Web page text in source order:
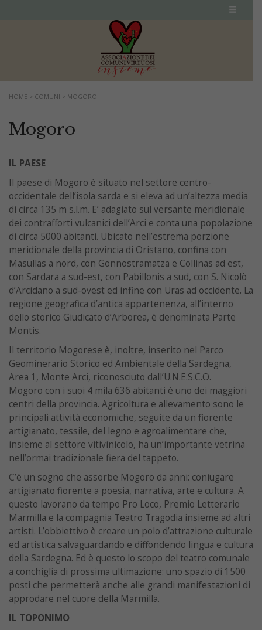
HOME > COMUNI > MOGORO
Mogoro
IL PAESE
Il paese di Mogoro è situato nel settore centro-
occidentale dell’isola sarda e si eleva ad un’altezza media
di circa 135 m s.l.m. E’ adagiato sul versante meridionale
dei contrafforti vulcanici dell’Arci e conta una popolazione
di circa 5000 abitanti. Ubicato nell’estrema porzione
meridionale della provincia di Oristano, confina con
Masullas a nord, con Gonnostramatza e Collinas ad est,
con Sardara a sud-est, con Pabillonis a sud, con S. Nicolò
d’Arcidano a sud-ovest ed infine con Uras ad occidente. La
regione geografica d’antica appartenenza, all’interno
dello storico Giudicato d’Arborea, è denominata Parte
Montis.
Il territorio Mogorese è, inoltre, inserito nel Parco
Geominerario Storico ed Ambientale della Sardegna,
Area 1, Monte Arci, riconosciuto dall’U.N.E.S.C.O.
Mogoro con i suoi 4 mila 636 abitanti è uno dei maggiori
centri della provincia. Agricoltura e allevamento sono le
principali attività economiche, seguite da un fiorente
artigianato, tessile, del legno e agroalimentare che,
insieme al settore vitivinicolo, ha un’importante vetrina
nell’ormai tradizionale fiera del tappeto.
C’è un sogno che assorbe Mogoro da anni: coniugare
artigianato fiorente a poesia, narrativa, arte e cultura. A
questo lavorano da tempo Pro Loco, Premio Letterario
Marmilla e la compagnia Teatro Tragodia insieme ad altri
artisti. L’obbiettivo è creare un polo d’attrazione culturale
ed artistica salvaguardando e diffondendo lingua e cultura
della Sardegna. Ed è questo lo scopo del teatro comunale
a conchiglia di prossima ultimazione: uno spazio di 1500
posti che permetterà anche alle grandi manifestazioni di
approdare nel cuore della Marmilla.
IL TOPONIMO